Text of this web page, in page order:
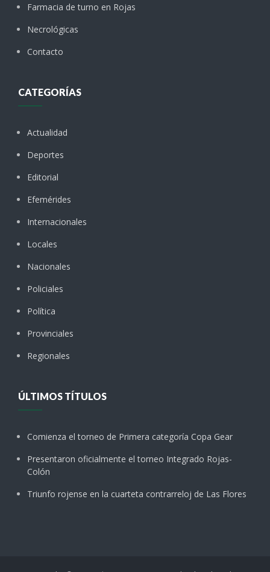
Farmacia de turno en Rojas
Necrológicas
Contacto
CATEGORÍAS
Actualidad
Deportes
Editorial
Efemérides
Internacionales
Locales
Nacionales
Policiales
Política
Provinciales
Regionales
ÚLTIMOS TÍTULOS
Comienza el torneo de Primera categoría Copa Gear
Presentaron oficialmente el torneo Integrado Rojas-
Colón
Triunfo rojense en la cuarteta contrarreloj de Las Flores